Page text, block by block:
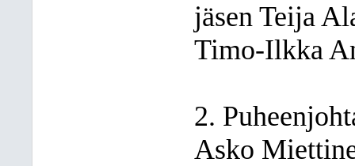
jäsen Teija
Timo-Ilkka
2.
Asko